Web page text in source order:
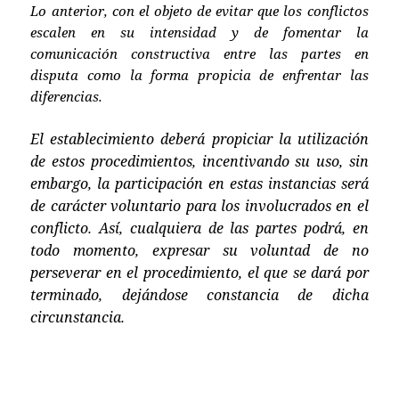
Lo anterior, con el objeto de evitar que los conflictos
escalen en su intensidad y de fomentar la
comunicación constructiva entre las partes en
disputa como la forma propicia de enfrentar las
diferencias.
El establecimiento deberá propiciar la utilización
de estos procedimientos, incentivando su uso, sin
embargo, la participación en estas instancias será
de carácter voluntario para los involucrados en el
conflicto. Así, cualquiera de las partes podrá, en
todo momento, expresar su voluntad de no
perseverar en el procedimiento, el que se dará por
terminado, dejándose constancia de dicha
circunstancia.